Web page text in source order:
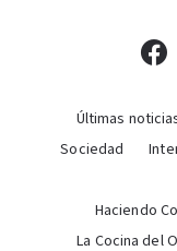
Últimas
Sociedad
Haciendo
La Cocina del